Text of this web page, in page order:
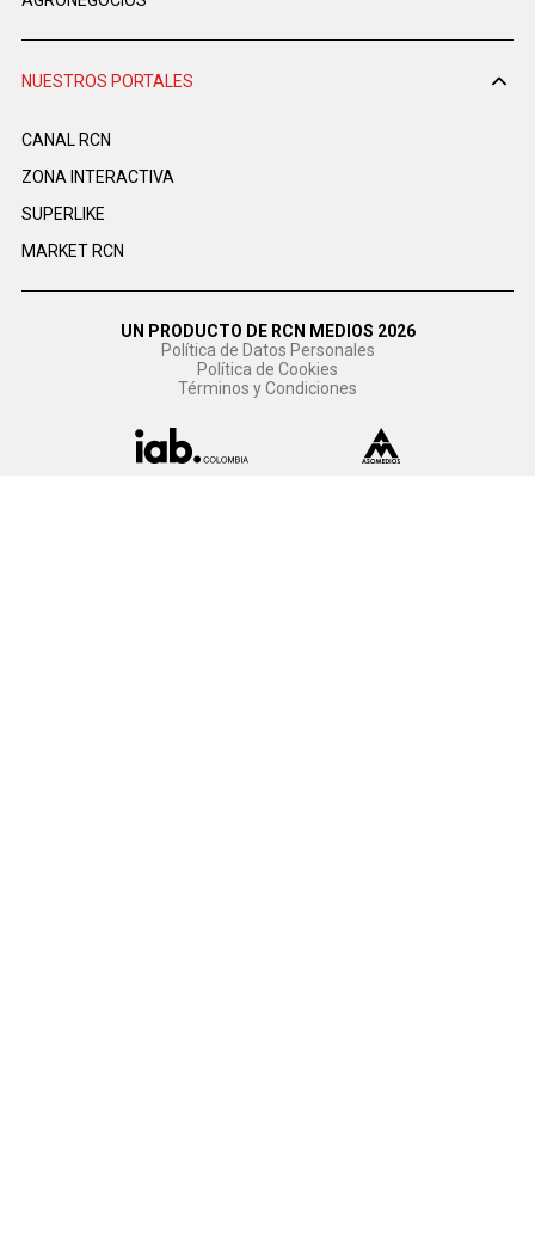
NUESTROS PORTALES
CANAL RCN
ZONA INTERACTIVA
SUPERLIKE
MARKET RCN
UN PRODUCTO DE RCN MEDIOS 2026
Política de Datos Personales
Política de Cookies
Términos y Condiciones